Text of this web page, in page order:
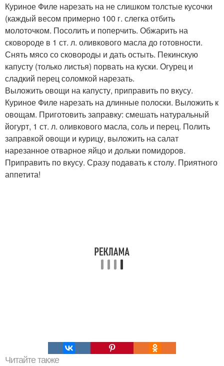
Куриное Филе нарезать на не слишком толстые кусочки
(каждый весом примерно 100 г. слегка отбить
молоточком. Посолить и поперчить. Обжарить на
сковороде в 1 ст. л. оливкового масла до готовности.
Снять мясо со сковороды и дать остыть. Пекинскую
капусту (только листья) порвать на куски. Огурец и
сладкий перец соломкой нарезать.
Выложить овощи на капусту, приправить по вкусу.
Куриное Филе нарезать на длинные полоски. Выложить к
овощам. Приготовить заправку: смешать натуральный
йогурт, 1 ст. л. оливкового масла, соль и перец. Полить
заправкой овощи и курицу, выложить на салат
нарезанное отварное яйцо и дольки помидоров.
Приправить по вкусу. Сразу подавать к столу. Приятного
аппетита!
Читайте также